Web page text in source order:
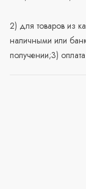
2) для товаров из
наличными или
получении;3)